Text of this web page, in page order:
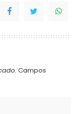
Campos